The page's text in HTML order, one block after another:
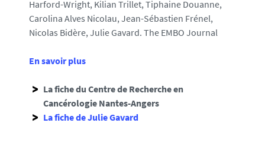
Harford-Wright, Kilian Trillet, Tiphaine Douanne,
Carolina Alves Nicolau, Jean-Sébastien Frénel,
Nicolas Bidère, Julie Gavard. The EMBO Journal
En savoir plus
La fiche du Centre de Recherche en
Cancérologie Nantes-Angers
La fiche de Julie Gavard